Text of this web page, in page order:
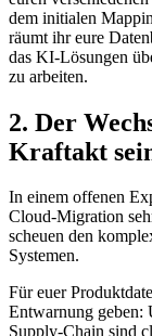
dem initialen
räumt ihr eure
das KI-Lösungen
zu arbeiten.
2. Der
Kraftakt
In einem offenen
Cloud-Migration
scheuen den
Systemen.
Für euer
Entwarnung geben:
Supply-Chain sind